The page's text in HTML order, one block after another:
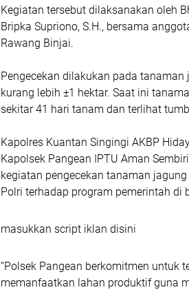
Kegiatan tersebut dilaksanakan oleh
Bripka Supriono, S.H., bersama
Rawang Binjai.
Pengecekan dilakukan pada
kurang lebih ±1 hektar. Saat ini
sekitar 41 hari tanam dan terlihat
Kapolres Kuantan Singingi AKBP
Kapolsek Pangean IPTU Aman
kegiatan pengecekan tanaman
Polri terhadap program pemerintah di
masukkan script iklan disini
“Polsek Pangean berkomitmen untuk
memanfaatkan lahan produktif guna